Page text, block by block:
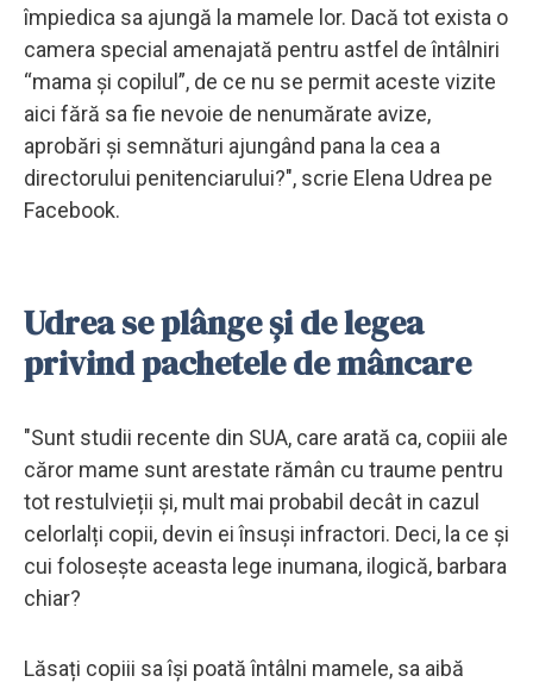
împiedica sa ajungă la mamele lor. Dacă tot exista o
camera special amenajată pentru astfel de întâlniri
“mama și copilul”, de ce nu se permit aceste vizite
aici fără sa fie nevoie de nenumărate avize,
aprobări și semnături ajungând pana la cea a
directorului penitenciarului?", scrie Elena Udrea pe
Facebook.
Udrea se plânge și de legea
privind pachetele de mâncare
"Sunt studii recente din SUA, care arată ca, copiii ale
căror mame sunt arestate rămân cu traume pentru
tot restulvieții și, mult mai probabil decât in cazul
celorlalți copii, devin ei însuși infractori. Deci, la ce și
cui folosește aceasta lege inumana, ilogică, barbara
chiar?
Lăsați copiii sa își poată întâlni mamele, sa aibă